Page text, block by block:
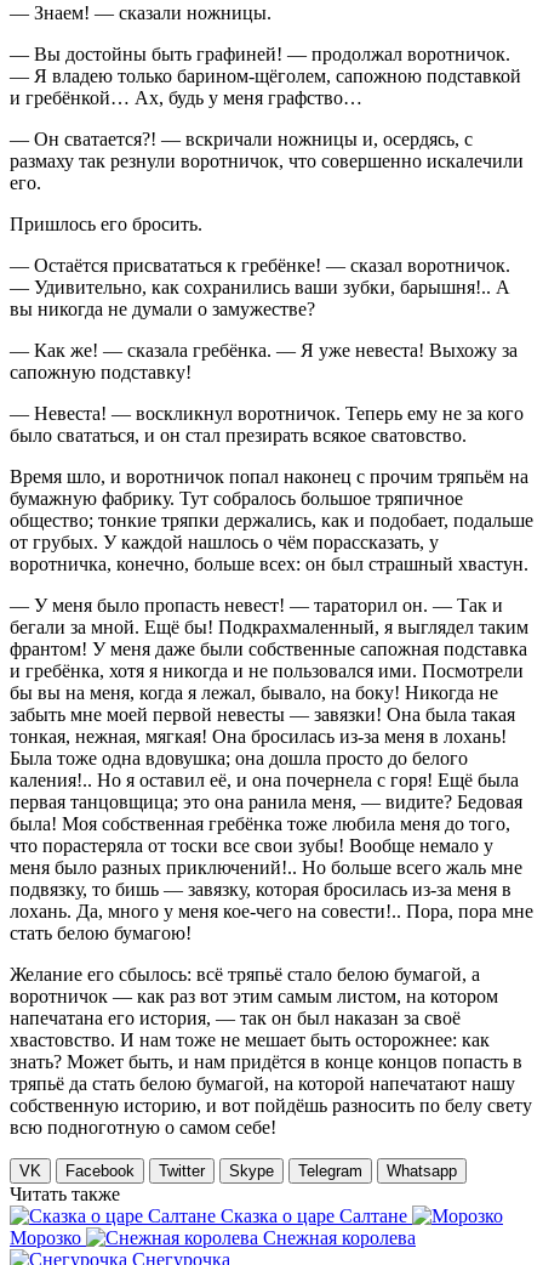
— Знаем! — сказали ножницы.
— Вы достойны быть графиней! — продолжал воротничок.
— Я владею только барином-щёголем, сапожною подставкой
и гребёнкой… Ах, будь у меня графство…
— Он сватается?! — вскричали ножницы и, осердясь, с
размаху так резнули воротничок, что совершенно искалечили
его.
Пришлось его бросить.
— Остаётся присвататься к гребёнке! — сказал воротничок.
— Удивительно, как сохранились ваши зубки, барышня!.. А
вы никогда не думали о замужестве?
— Как же! — сказала гребёнка. — Я уже невеста! Выхожу за
сапожную подставку!
— Невеста! — воскликнул воротничок. Теперь ему не за кого
было свататься, и он стал презирать всякое сватовство.
Время шло, и воротничок попал наконец с прочим тряпьём на
бумажную фабрику. Тут собралось большое тряпичное
общество; тонкие тряпки держались, как и подобает, подальше
от грубых. У каждой нашлось о чём порассказать, у
воротничка, конечно, больше всех: он был страшный хвастун.
— У меня было пропасть невест! — тараторил он. — Так и
бегали за мной. Ещё бы! Подкрахмаленный, я выглядел таким
франтом! У меня даже были собственные сапожная подставка
и гребёнка, хотя я никогда и не пользовался ими. Посмотрели
бы вы на меня, когда я лежал, бывало, на боку! Никогда не
забыть мне моей первой невесты — завязки! Она была такая
тонкая, нежная, мягкая! Она бросилась из-за меня в лохань!
Была тоже одна вдовушка; она дошла просто до белого
каления!.. Но я оставил её, и она почернела с горя! Ещё была
первая танцовщица; это она ранила меня, — видите? Бедовая
была! Моя собственная гребёнка тоже любила меня до того,
что порастеряла от тоски все свои зубы! Вообще немало у
меня было разных приключений!.. Но больше всего жаль мне
подвязку, то бишь — завязку, которая бросилась из-за меня в
лохань. Да, много у меня кое-чего на совести!.. Пора, пора мне
стать белою бумагою!
Желание его сбылось: всё тряпьё стало белою бумагой, а
воротничок — как раз вот этим самым листом, на котором
напечатана его история, — так он был наказан за своё
хвастовство. И нам тоже не мешает быть осторожнее: как
знать? Может быть, и нам придётся в конце концов попасть в
тряпьё да стать белою бумагой, на которой напечатают нашу
собственную историю, и вот пойдёшь разносить по белу свету
всю подноготную о самом себе!
VK Facebook Twitter Skype Telegram Whatsapp
Читать также
Сказка о царе Салтане
Морозко
Снежная королева
Снегурочка